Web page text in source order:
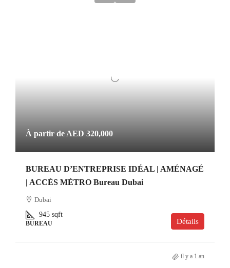
À partir de AED 320,000
BUREAU D’ENTREPRISE IDÉAL | AMÉNAGÉ
| ACCÈS MÉTRO Bureau Dubai
Dubai
945 sqft
BUREAU Détails
il y a 1 an